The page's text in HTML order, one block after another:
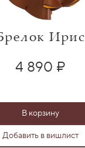
Ирис
4 890 ₽
В корзину
Добавить в вишлист